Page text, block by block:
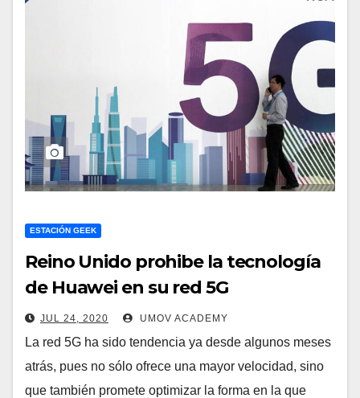
ESTACIÓN GEEK
Reino Unido prohibe la tecnología
de Huawei en su red 5G
JUL 24, 2020 UMOV ACADEMY
La red 5G ha sido tendencia ya desde algunos meses
atrás, pues no sólo ofrece una mayor velocidad, sino
que también promete optimizar la forma en la que